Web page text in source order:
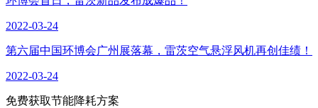
2022-03-24
第六届中国环博会广州展落幕，雷茨空气悬浮风机再创佳绩！
2022-03-24
免费获取节能降耗方案